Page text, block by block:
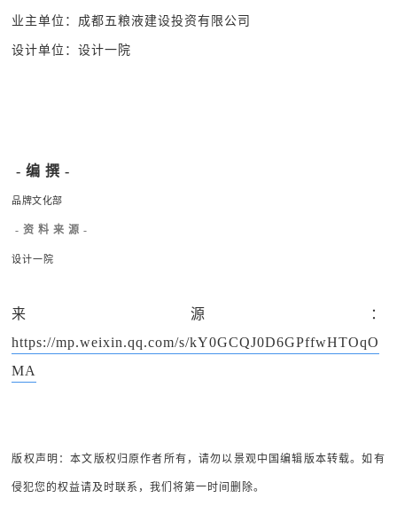
业主单位：成都五粮液建设投资有限公司
设计单位：设计一院
- 编 撰 -
品牌文化部
- 资 料 来 源 -
设计一院
来源：
https://mp.weixin.qq.com/s/kY0GCQJ0D6GPffwHTOqO
MA
版权声明：本文版权归原作者所有，请勿以景观中国编辑版本转载。如有
侵犯您的权益请及时联系，我们将第一时间删除。